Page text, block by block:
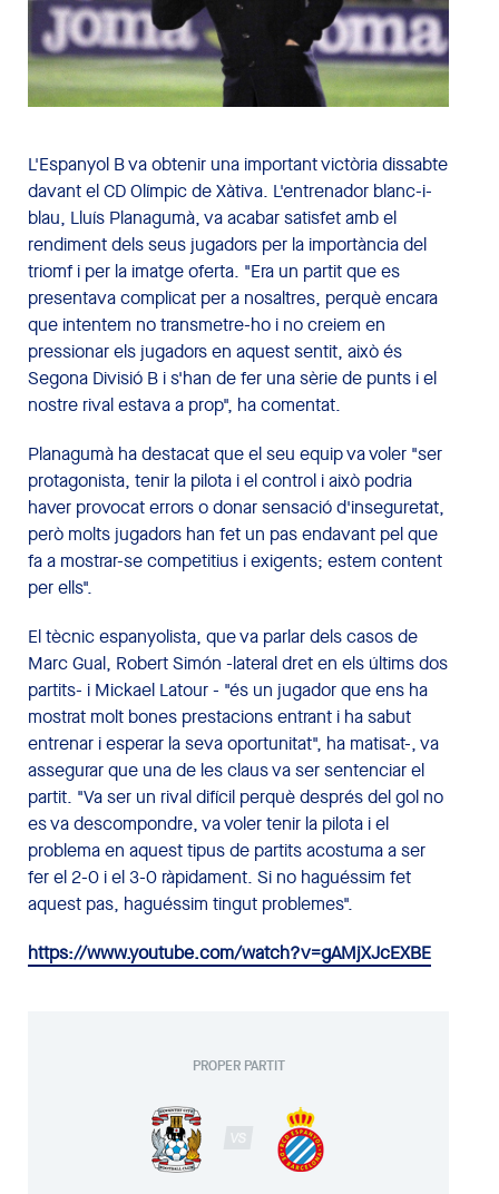
L'Espanyol B va obtenir una important victòria dissabte
davant el CD Olímpic de Xàtiva. L'entrenador blanc-i-
blau, Lluís Planagumà, va acabar satisfet amb el
rendiment dels seus jugadors per la importància del
triomf i per la imatge oferta. "Era un partit que es
presentava complicat per a nosaltres, perquè encara
que intentem no transmetre-ho i no creiem en
pressionar els jugadors en aquest sentit, això és
Segona Divisió B i s'han de fer una sèrie de punts i el
nostre rival estava a prop", ha comentat.
Planagumà ha destacat que el seu equip va voler "ser
protagonista, tenir la pilota i el control i això podria
haver provocat errors o donar sensació d'inseguretat,
però molts jugadors han fet un pas endavant pel que
fa a mostrar-se competitius i exigents; estem content
per ells".
El tècnic espanyolista, que va parlar dels casos de
Marc Gual, Robert Simón -lateral dret en els últims dos
partits- i Mickael Latour - "és un jugador que ens ha
mostrat molt bones prestacions entrant i ha sabut
entrenar i esperar la seva oportunitat", ha matisat-, va
assegurar que una de les claus va ser sentenciar el
partit. "Va ser un rival difícil perquè després del gol no
es va descompondre, va voler tenir la pilota i el
problema en aquest tipus de partits acostuma a ser
fer el 2-0 i el 3-0 ràpidament. Si no haguéssim fet
aquest pas, haguéssim tingut problemes".
https://www.youtube.com/watch?v=gAMjXJcEXBE
PROPER PARTIT
VS